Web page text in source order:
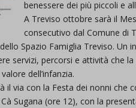
benessere dei più piccoli e
A Treviso ottobre sarà il
consecutivo dal Comune di
Spazio Famiglia Treviso. Un
servizi, percorsi e attività che
dell’infanzia.
il via con la Festa dei nonni che
Sugana (ore 12), con la